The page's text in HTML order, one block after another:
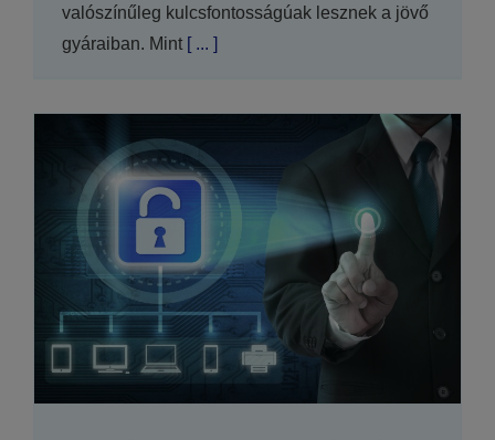
valószínűleg kulcsfontosságúak lesznek a jövő
gyáraiban. Mint[ ... ]